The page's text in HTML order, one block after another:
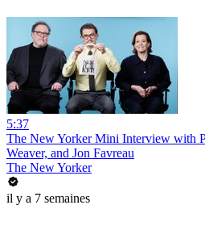
5:37
The New Yorker Mini Interview with
Weaver, and Jon Favreau
The New Yorker
il y a 7 semaines